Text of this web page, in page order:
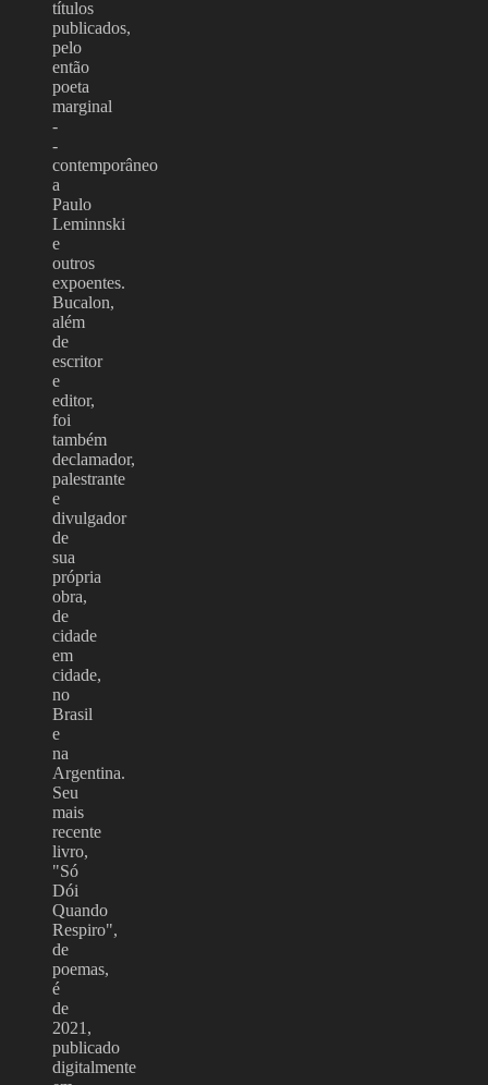
títulos
publicados,
pelo
então
poeta
marginal
-
-
contemporâneo
a
Paulo
Leminnski
e
outros
expoentes.
Bucalon,
além
de
escritor
e
editor,
foi
também
declamador,
palestrante
e
divulgador
de
sua
própria
obra,
de
cidade
em
cidade,
no
Brasil
e
na
Argentina.
Seu
mais
recente
livro,
"Só
Dói
Quando
Respiro",
de
poemas,
é
de
2021,
publicado
digitalmente